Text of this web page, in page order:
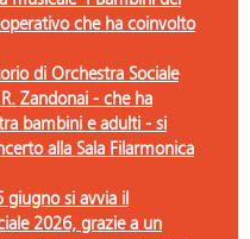
che ha coinvolto
di Orchestra Sociale
Zandonai - che ha
bambini e adulti - si
alla Sala Filarmonica
giugno si avvia il
2026, grazie a un